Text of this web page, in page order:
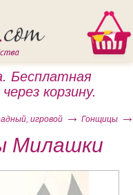
Бесплатная
корзину.
игровой Гонщицы
Милашки